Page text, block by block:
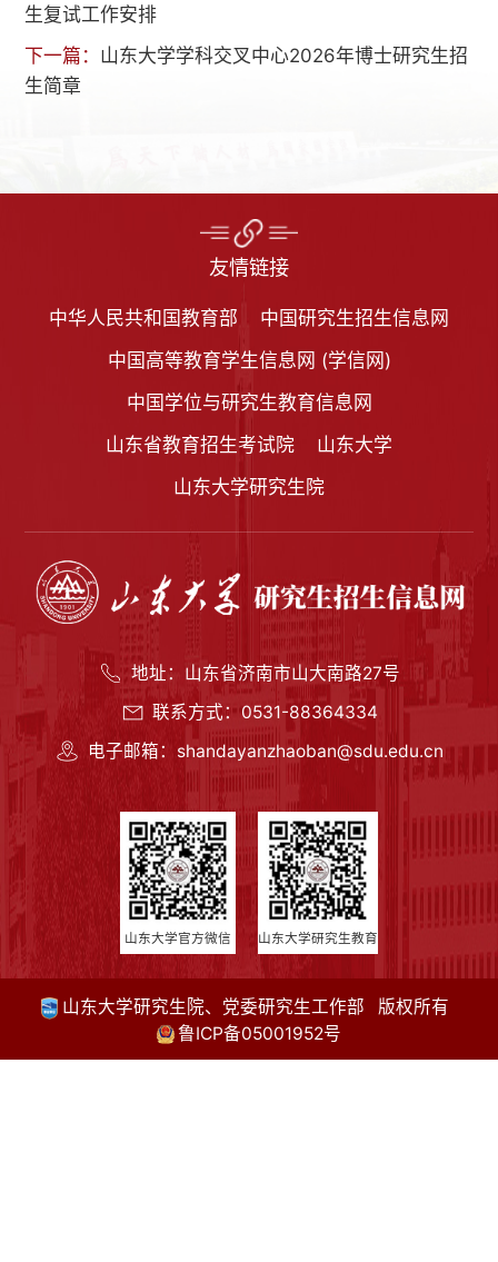
生复试工作安排
下一篇： 山东大学学科交叉中心2026年博士研究生招
生简章
友情链接
中华人民共和国教育部
中国研究生招生信息网
中国高等教育学生信息网 (学信网)
中国学位与研究生教育信息网
山东省教育招生考试院
山东大学
山东大学研究生院
地址：山东省济南市山大南路27号
联系方式：0531-88364334
电子邮箱：shandayanzhaoban@sdu.edu.cn
山东大学官方微信 山东大学研究生教育
山东大学研究生院、党委研究生工作部 版权所有
鲁ICP备05001952号